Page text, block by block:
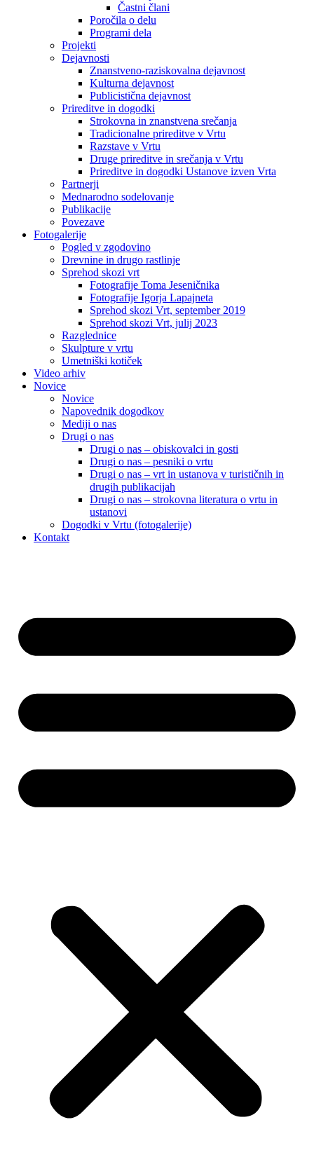
Častni člani
Poročila o delu
Programi dela
Projekti
Dejavnosti
Znanstveno-raziskovalna dejavnost
Kulturna dejavnost
Publicistična dejavnost
Prireditve in dogodki
Strokovna in znanstvena srečanja
Tradicionalne prireditve v Vrtu
Razstave v Vrtu
Druge prireditve in srečanja v Vrtu
Prireditve in dogodki Ustanove izven Vrta
Partnerji
Mednarodno sodelovanje
Publikacije
Povezave
Fotogalerije
Pogled v zgodovino
Drevnine in drugo rastlinje
Sprehod skozi vrt
Fotografije Toma Jeseničnika
Fotografije Igorja Lapajneta
Sprehod skozi Vrt, september 2019
Sprehod skozi Vrt, julij 2023
Razglednice
Skulpture v vrtu
Umetniški kotiček
Video arhiv
Novice
Novice
Napovednik dogodkov
Mediji o nas
Drugi o nas
Drugi o nas – obiskovalci in gosti
Drugi o nas – pesniki o vrtu
Drugi o nas – vrt in ustanova v turističnih in
drugih publikacijah
Drugi o nas – strokovna literatura o vrtu in
ustanovi
Dogodki v Vrtu (fotogalerije)
Kontakt